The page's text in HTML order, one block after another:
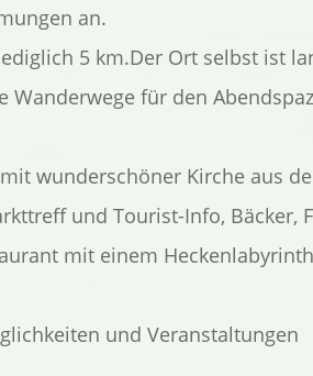
an.
5 km.Der Ort selbst ist
Wanderwege für den
wunderschöner Kirche aus
und Tourist-Info, Bäcker,
mit einem
und Veranstaltungen